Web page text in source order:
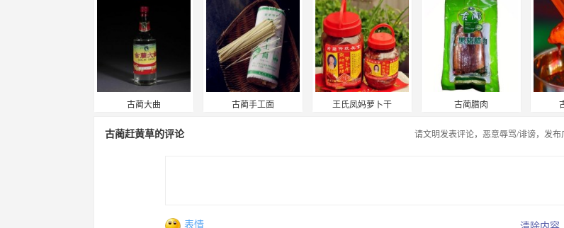
古蔺大曲 古蔺手工面 王氏凤妈萝卜干 古蔺腊肉
古蔺赶黄草的评论 请文明发表评论，恶意辱骂/诽谤，发布
表情